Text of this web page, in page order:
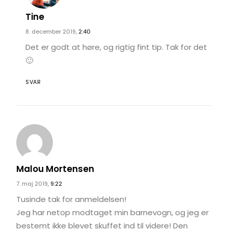
Tine
8. december 2019, 2:40
Det er godt at høre, og rigtig fint tip. Tak for det
🙂
SVAR
Malou Mortensen
7. maj 2019, 9:22
Tusinde tak for anmeldelsen!
Jeg har netop modtaget min barnevogn, og jeg er
bestemt ikke blevet skuffet ind til videre! Den